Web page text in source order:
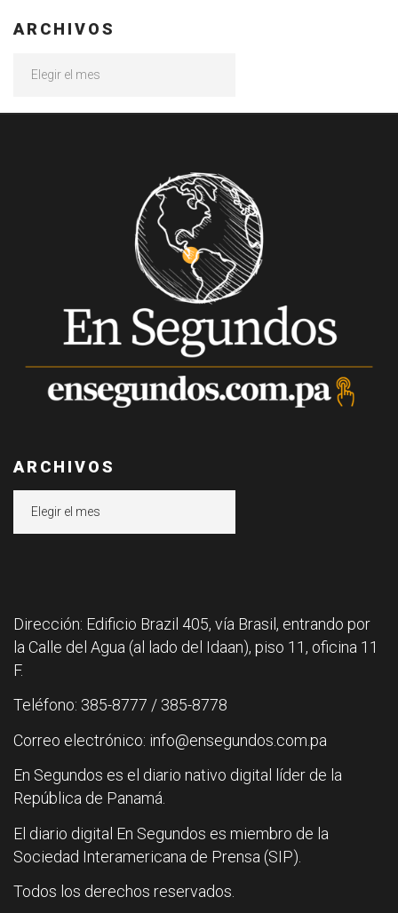
ARCHIVOS
ARCHIVOS
Dirección: Edificio Brazil 405, vía Brasil, entrando por
la Calle del Agua (al lado del Idaan), piso 11, oficina 11
F.
Teléfono: 385-8777 / 385-8778
Correo electrónico: info@ensegundos.com.pa
En Segundos es el diario nativo digital líder de la
República de Panamá.
El diario digital En Segundos es miembro de la
Sociedad Interamericana de Prensa (SIP).
Todos los derechos reservados.